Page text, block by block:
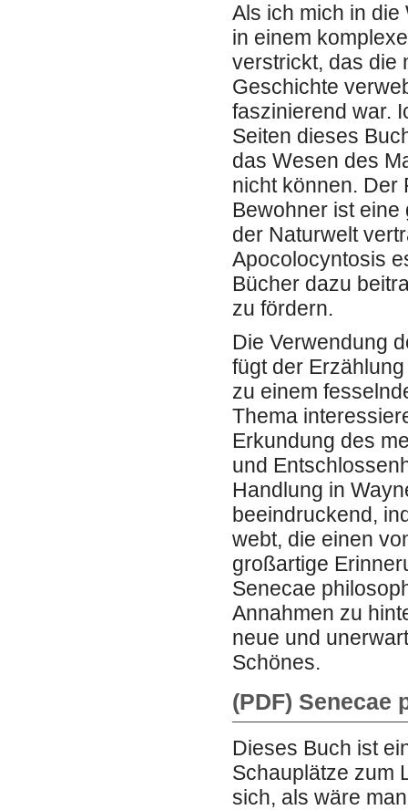
Als ich mich in
in einem
verstrickt, das die
Geschichte
faszinierend war.
Seiten dieses
das Wesen des
nicht können. Der
Bewohner ist
der Naturwelt
Apocolocyntosis
Bücher dazu
zu fördern.
Die Verwendung
fügt der
zu einem
Thema
Erkundung des
und
Handlung in
beeindruckend,
webt, die einen
großartige
Senecae
Annahmen zu
neue und
Schönes.
(PDF)
Dieses Buch ist
Schauplätze zum
sich, als wäre